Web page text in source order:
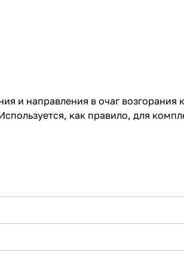
и направления в очаг
как правило, для